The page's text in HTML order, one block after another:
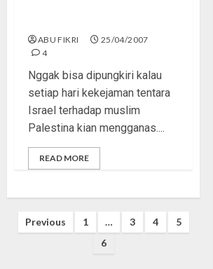
ABU FIKRI
25/04/2007
4
Nggak bisa dipungkiri kalau
setiap hari kekejaman tentara
Israel terhadap muslim
Palestina kian mengganas....
READ MORE
Posts
Previous 1 … 3 4
5
6